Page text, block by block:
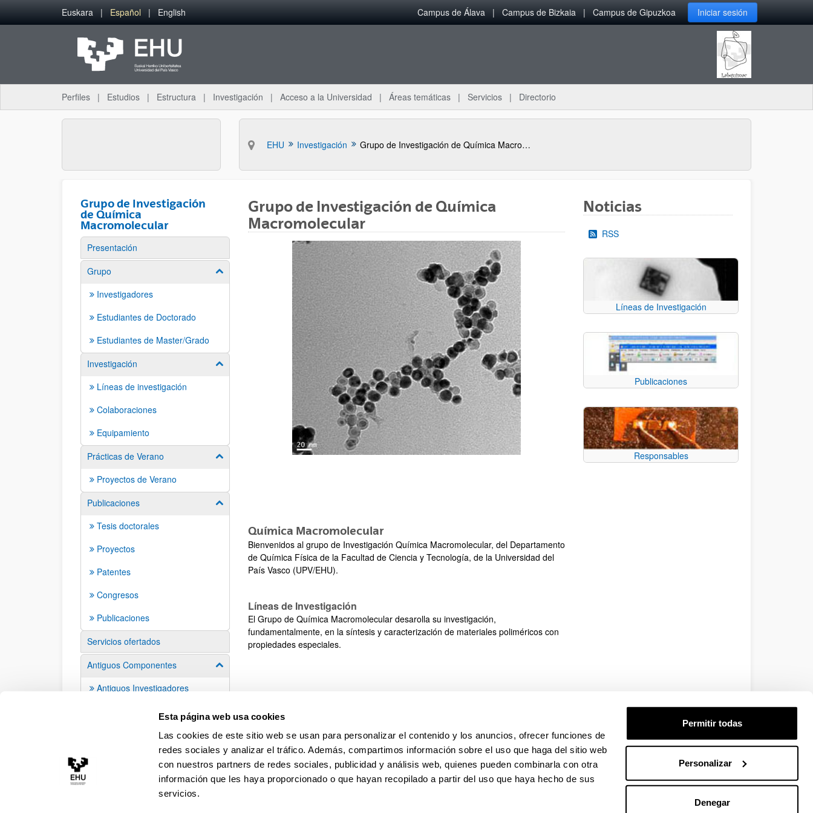
Esta página web usa cookies
Las cookies de este sitio web se usan para personalizar el contenido y los anuncios, ofrecer funciones de
redes sociales y analizar el tráfico. Además, compartimos información sobre el uso que haga del sitio web
con nuestros partners de redes sociales, publicidad y análisis web, quienes pueden combinarla con otra
información que les haya proporcionado o que hayan recopilado a partir del uso que haya hecho de sus
servicios.
Permitir todas
Personalizar
Denegar
Saltar al contenido principal
Euskara Español English Campus de Álava Campus de Bizkaia Campus de Gipuzkoa Iniciar sesión
Perfiles Estudios Estructura Investigación Acceso a la Universidad Áreas temáticas Servicios Directorio
EHU Investigación Grupo de Investigación de Química Macromolecular
Grupo de Investigación
de Química
Macromolecular
Presentación
Grupo
Mostrar/ocultar subpáginas
Investigadores
Estudiantes de Doctorado
Estudiantes de Master/Grado
Investigación
Mostrar/ocultar subpáginas
Líneas de investigación
Colaboraciones
Equipamiento
Prácticas de Verano
Mostrar/ocultar subpáginas
Proyectos de Verano
Publicaciones
Mostrar/ocultar subpáginas
Tesis doctorales
Proyectos
Patentes
Congresos
Publicaciones
Servicios ofertados
Antiguos Componentes
Mostrar/ocultar subpáginas
Antiguos Investigadores
Grupo de Investigación de Química
Macromolecular
Química Macromolecular
Bienvenidos al grupo de Investigación Química Macromolecular, del Departamento
de Química Física de la Facultad de Ciencia y Tecnología, de la Universidad del
País Vasco (UPV/EHU).
Líneas de Investigación
El Grupo de Química Macromolecular desarolla su investigación,
fundamentalmente, en la síntesis y caracterización de materiales poliméricos con
propiedades especiales.
Noticias
RSS
Líneas de Investigación
Publicaciones
Responsables